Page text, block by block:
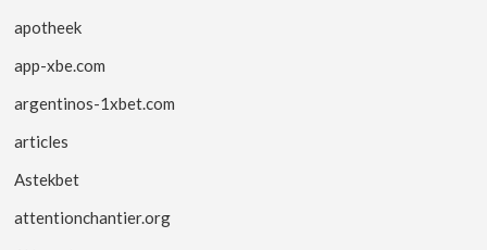
apotheek
app-xbe.com
argentinos-1xbet.com
articles
Astekbet
attentionchantier.org